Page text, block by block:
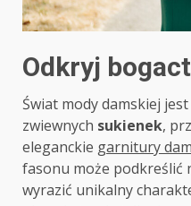
Odkryj
Świat mody damskiej
zwiewnych sukienek,
eleganckie garnitury
fasonu może podkreślić
wyrazić unikalny